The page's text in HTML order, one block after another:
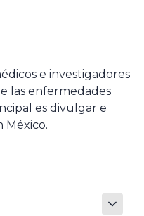
e investigadores
las enfermedades
es divulgar e
México.